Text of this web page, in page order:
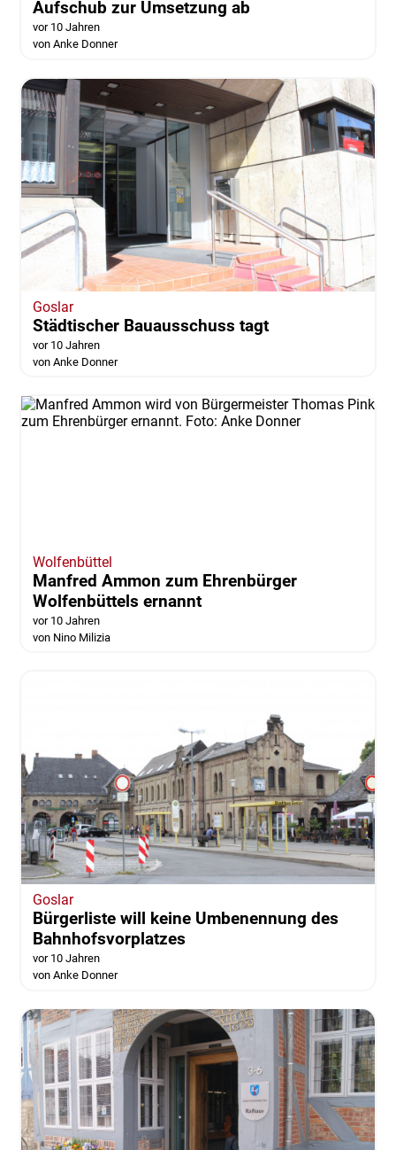
Aufschub zur Umsetzung ab
vor 10 Jahren
von Anke Donner
Goslar
Städtischer Bauausschuss tagt
vor 10 Jahren
von Anke Donner
Wolfenbüttel
Manfred Ammon zum Ehrenbürger
Wolfenbüttels ernannt
vor 10 Jahren
von Nino Milizia
Goslar
Bürgerliste will keine Umbenennung des
Bahnhofsvorplatzes
vor 10 Jahren
von Anke Donner